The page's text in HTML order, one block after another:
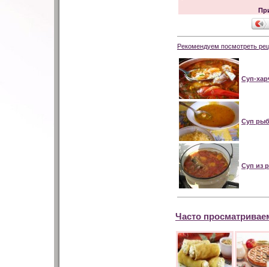
Рекомендуем посмотреть
Суп-
Суп
Суп из
Часто